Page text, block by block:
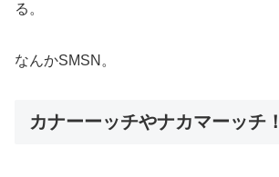
る。
なんかSMSN。
カナーーッチやナカマーッチ